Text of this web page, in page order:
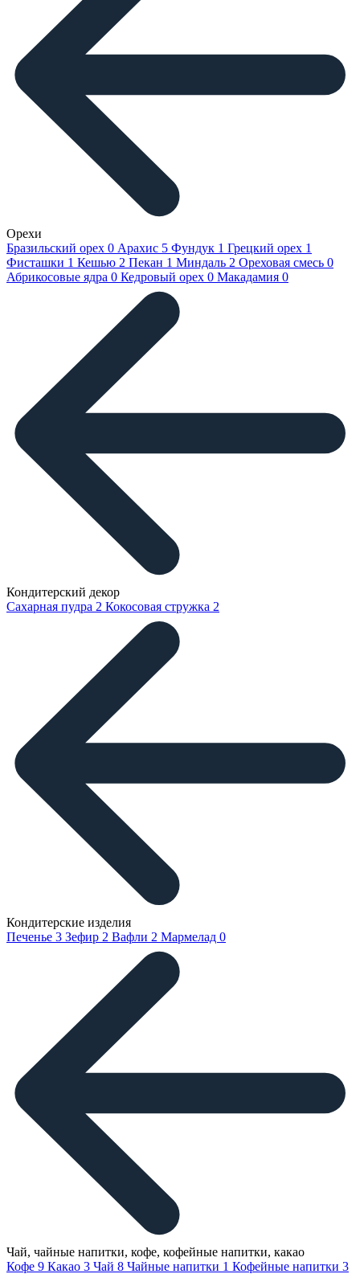
Орехи
Бразильский орех 0 Арахис 5 Фундук 1 Грецкий орех 1
Фисташки 1 Кешью 2 Пекан 1 Миндаль 2 Ореховая смесь 0
Абрикосовые ядра 0 Кедровый орех 0 Макадамия 0
Кондитерский декор
Сахарная пудра 2 Кокосовая стружка 2
Кондитерские изделия
Печенье 3 Зефир 2 Вафли 2 Мармелад 0
Чай, чайные напитки, кофе, кофейные напитки, какао
Кофе 9 Какао 3 Чай 8 Чайные напитки 1 Кофейные напитки 3